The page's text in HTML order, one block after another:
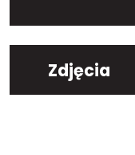
Zdjęcia